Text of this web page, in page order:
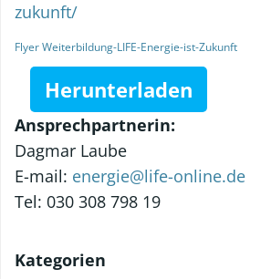
zukunft/
Flyer Weiterbildung-LIFE-Energie-ist-Zukunft
Herunterladen
Ansprechpartnerin:
Dagmar Laube
E-mail: energie@life-online.de
Tel: 030 308 798 19
Kategorien